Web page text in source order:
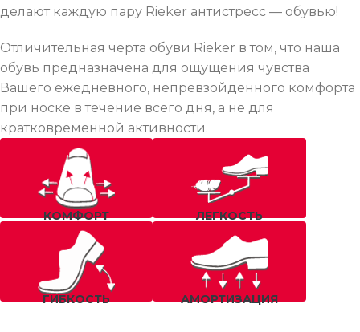
делают каждую пару Rieker антистресс — обувью!
Отличительная черта обуви Rieker в том, что наша
обувь предназначена для ощущения чувства
Вашего ежедневного, непревзойденного комфорта
при носке в течение всего дня, а не для
кратковременной активности.
КОМФОРТ ЛЕГКОСТЬ
ГИБКОСТЬ АМОРТИЗАЦИЯ